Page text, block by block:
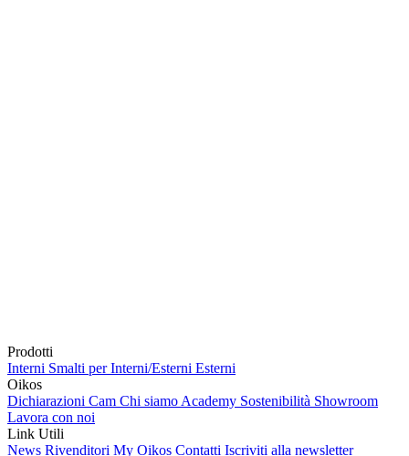
Prodotti
Interni Smalti per Interni/Esterni Esterni
Oikos
Dichiarazioni Cam Chi siamo Academy Sostenibilità Showroom
Lavora con noi
Link Utili
News Rivenditori My Oikos Contatti Iscriviti alla newsletter